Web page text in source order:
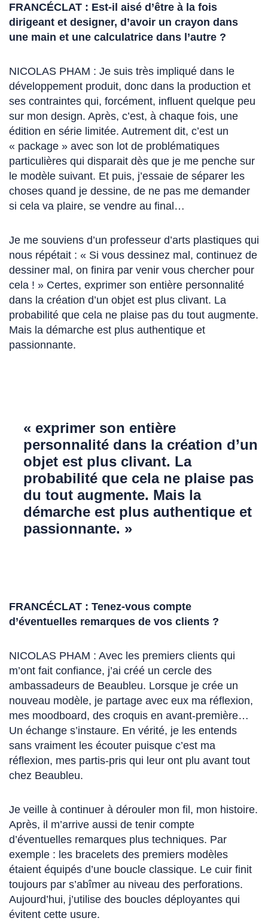
FRANCÉCLAT : Est-il aisé d’être à la fois
dirigeant et designer, d’avoir un crayon dans
une main et une calculatrice dans l’autre ?
NICOLAS PHAM : Je suis très impliqué dans le
développement produit, donc dans la production et
ses contraintes qui, forcément, influent quelque peu
sur mon design. Après, c’est, à chaque fois, une
édition en série limitée. Autrement dit, c’est un
« package » avec son lot de problématiques
particulières qui disparait dès que je me penche sur
le modèle suivant. Et puis, j’essaie de séparer les
choses quand je dessine, de ne pas me demander
si cela va plaire, se vendre au final…
Je me souviens d’un professeur d’arts plastiques qui
nous répétait : « Si vous dessinez mal, continuez de
dessiner mal, on finira par venir vous chercher pour
cela ! » Certes, exprimer son entière personnalité
dans la création d’un objet est plus clivant. La
probabilité que cela ne plaise pas du tout augmente.
Mais la démarche est plus authentique et
passionnante.
« exprimer son entière
personnalité dans la création d’un
objet est plus clivant. La
probabilité que cela ne plaise pas
du tout augmente. Mais la
démarche est plus authentique et
passionnante. »
FRANCÉCLAT : Tenez-vous compte
d’éventuelles remarques de vos clients ?
NICOLAS PHAM : Avec les premiers clients qui
m’ont fait confiance, j’ai créé un cercle des
ambassadeurs de Beaubleu. Lorsque je crée un
nouveau modèle, je partage avec eux ma réflexion,
mes moodboard, des croquis en avant-première…
Un échange s’instaure. En vérité, je les entends
sans vraiment les écouter puisque c’est ma
réflexion, mes partis-pris qui leur ont plu avant tout
chez Beaubleu.
Je veille à continuer à dérouler mon fil, mon histoire.
Après, il m’arrive aussi de tenir compte
d’éventuelles remarques plus techniques. Par
exemple : les bracelets des premiers modèles
étaient équipés d’une boucle classique. Le cuir finit
toujours par s’abîmer au niveau des perforations.
Aujourd’hui, j’utilise des boucles déployantes qui
évitent cette usure.